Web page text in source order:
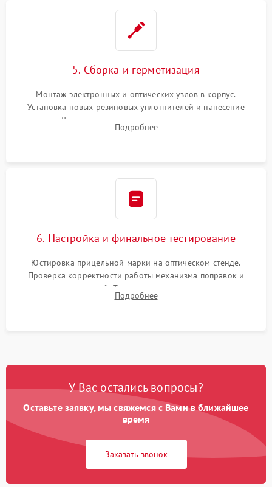
5. Сборка и герметизация
Монтаж электронных и оптических узлов в корпус.
Установка новых резиновых уплотнителей и нанесение
герметика. Для закрытых коллиматоров — вакуумирование и
заполнение инертным газом для исключения запотевания
Подробнее
6. Настройка и финальное тестирование
Юстировка прицельной марки на оптическом стенде.
Проверка корректности работы механизма поправок и
отсутствия искажений. Тестирование прицела на ударном
стенде для подтверждения устойчивости к отдаче оружия и
Подробнее
У Вас остались вопросы?
Оставьте заявку, мы свяжемся с Вами в ближайшее
время
Заказать звонок